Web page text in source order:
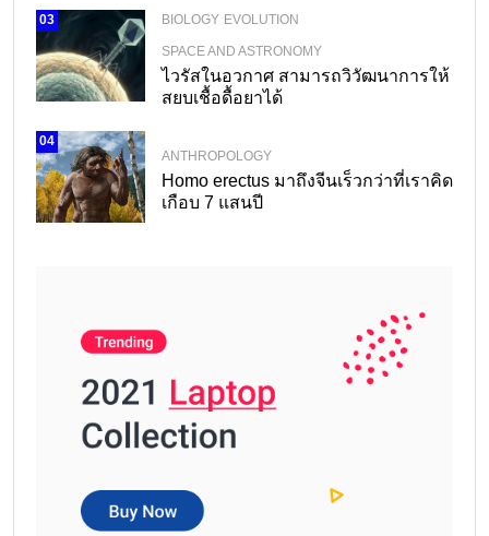
03 BIOLOGY EVOLUTION
SPACE AND ASTRONOMY
ไวรัสในอวกาศ สามารถวิวัฒนาการให้
สยบเชื้อดื้อยาได้
04
ANTHROPOLOGY
Homo erectus มาถึงจีนเร็วกว่าที่เราคิด
เกือบ 7 แสนปี